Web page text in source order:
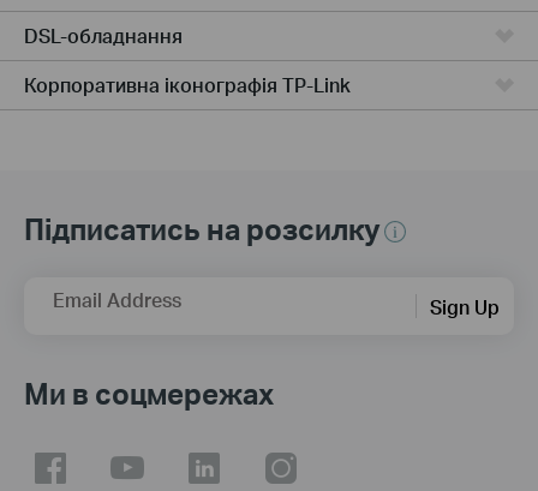
DSL-обладнання
Корпоративна іконографія TP-Link
Підписатись на розсилку
Email Address Sign Up
Ми в соцмережах